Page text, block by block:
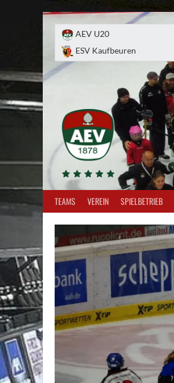
AEV U20
ESV Kaufbeuren
TEAMS VEREIN SPIELBETRIEB